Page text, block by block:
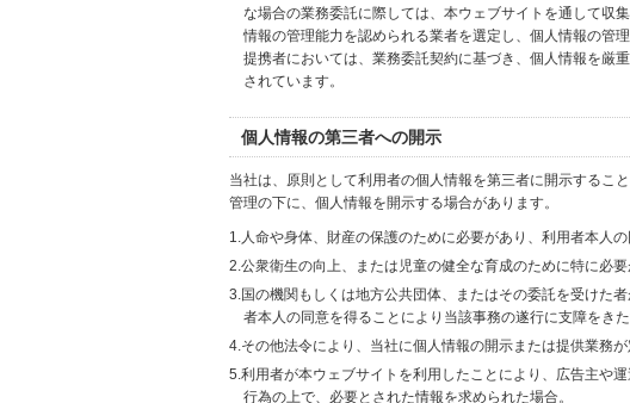
な場合の業務委託に際しては、本ウェブサイトを通して収
情報の管理能力を認められる業者を選定し、個人情報の管
提携者においては、業務委託契約に基づき、個人情報を厳
されています。
個人情報の第三者への開示
当社は、原則として利用者の個人情報を第三者に開示するこ
管理の下に、個人情報を開示する場合があります。
1.人命や身体、財産の保護のために必要があり、利用者本人の
2.公衆衛生の向上、または児童の健全な育成のために特に必
3.国の機関もしくは地方公共団体、またはその委託を受けた
者本人の同意を得ることにより当該事務の遂行に支障をきた
4.その他法令により、当社に個人情報の開示または提供業務が
5.利用者が本ウェブサイトを利用したことにより、広告主や
行為の上で、必要とされた情報を求められた場合。